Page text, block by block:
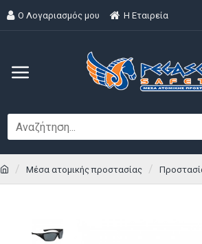
Ο Λογαριασμός μου H Εταιρεία
Μέσα ατομικής προστασίας